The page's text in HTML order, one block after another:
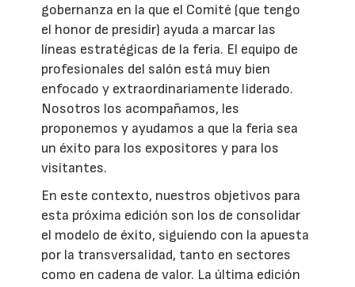
gobernanza en la que el Comité (que tengo
el honor de presidir) ayuda a marcar las
líneas estratégicas de la feria. El equipo de
profesionales del salón está muy bien
enfocado y extraordinariamente liderado.
Nosotros los acompañamos, les
proponemos y ayudamos a que la feria sea
un éxito para los expositores y para los
visitantes.
En este contexto, nuestros objetivos para
esta próxima edición son los de consolidar
el modelo de éxito, siguiendo con la apuesta
por la transversalidad, tanto en sectores
como en cadena de valor. La última edición